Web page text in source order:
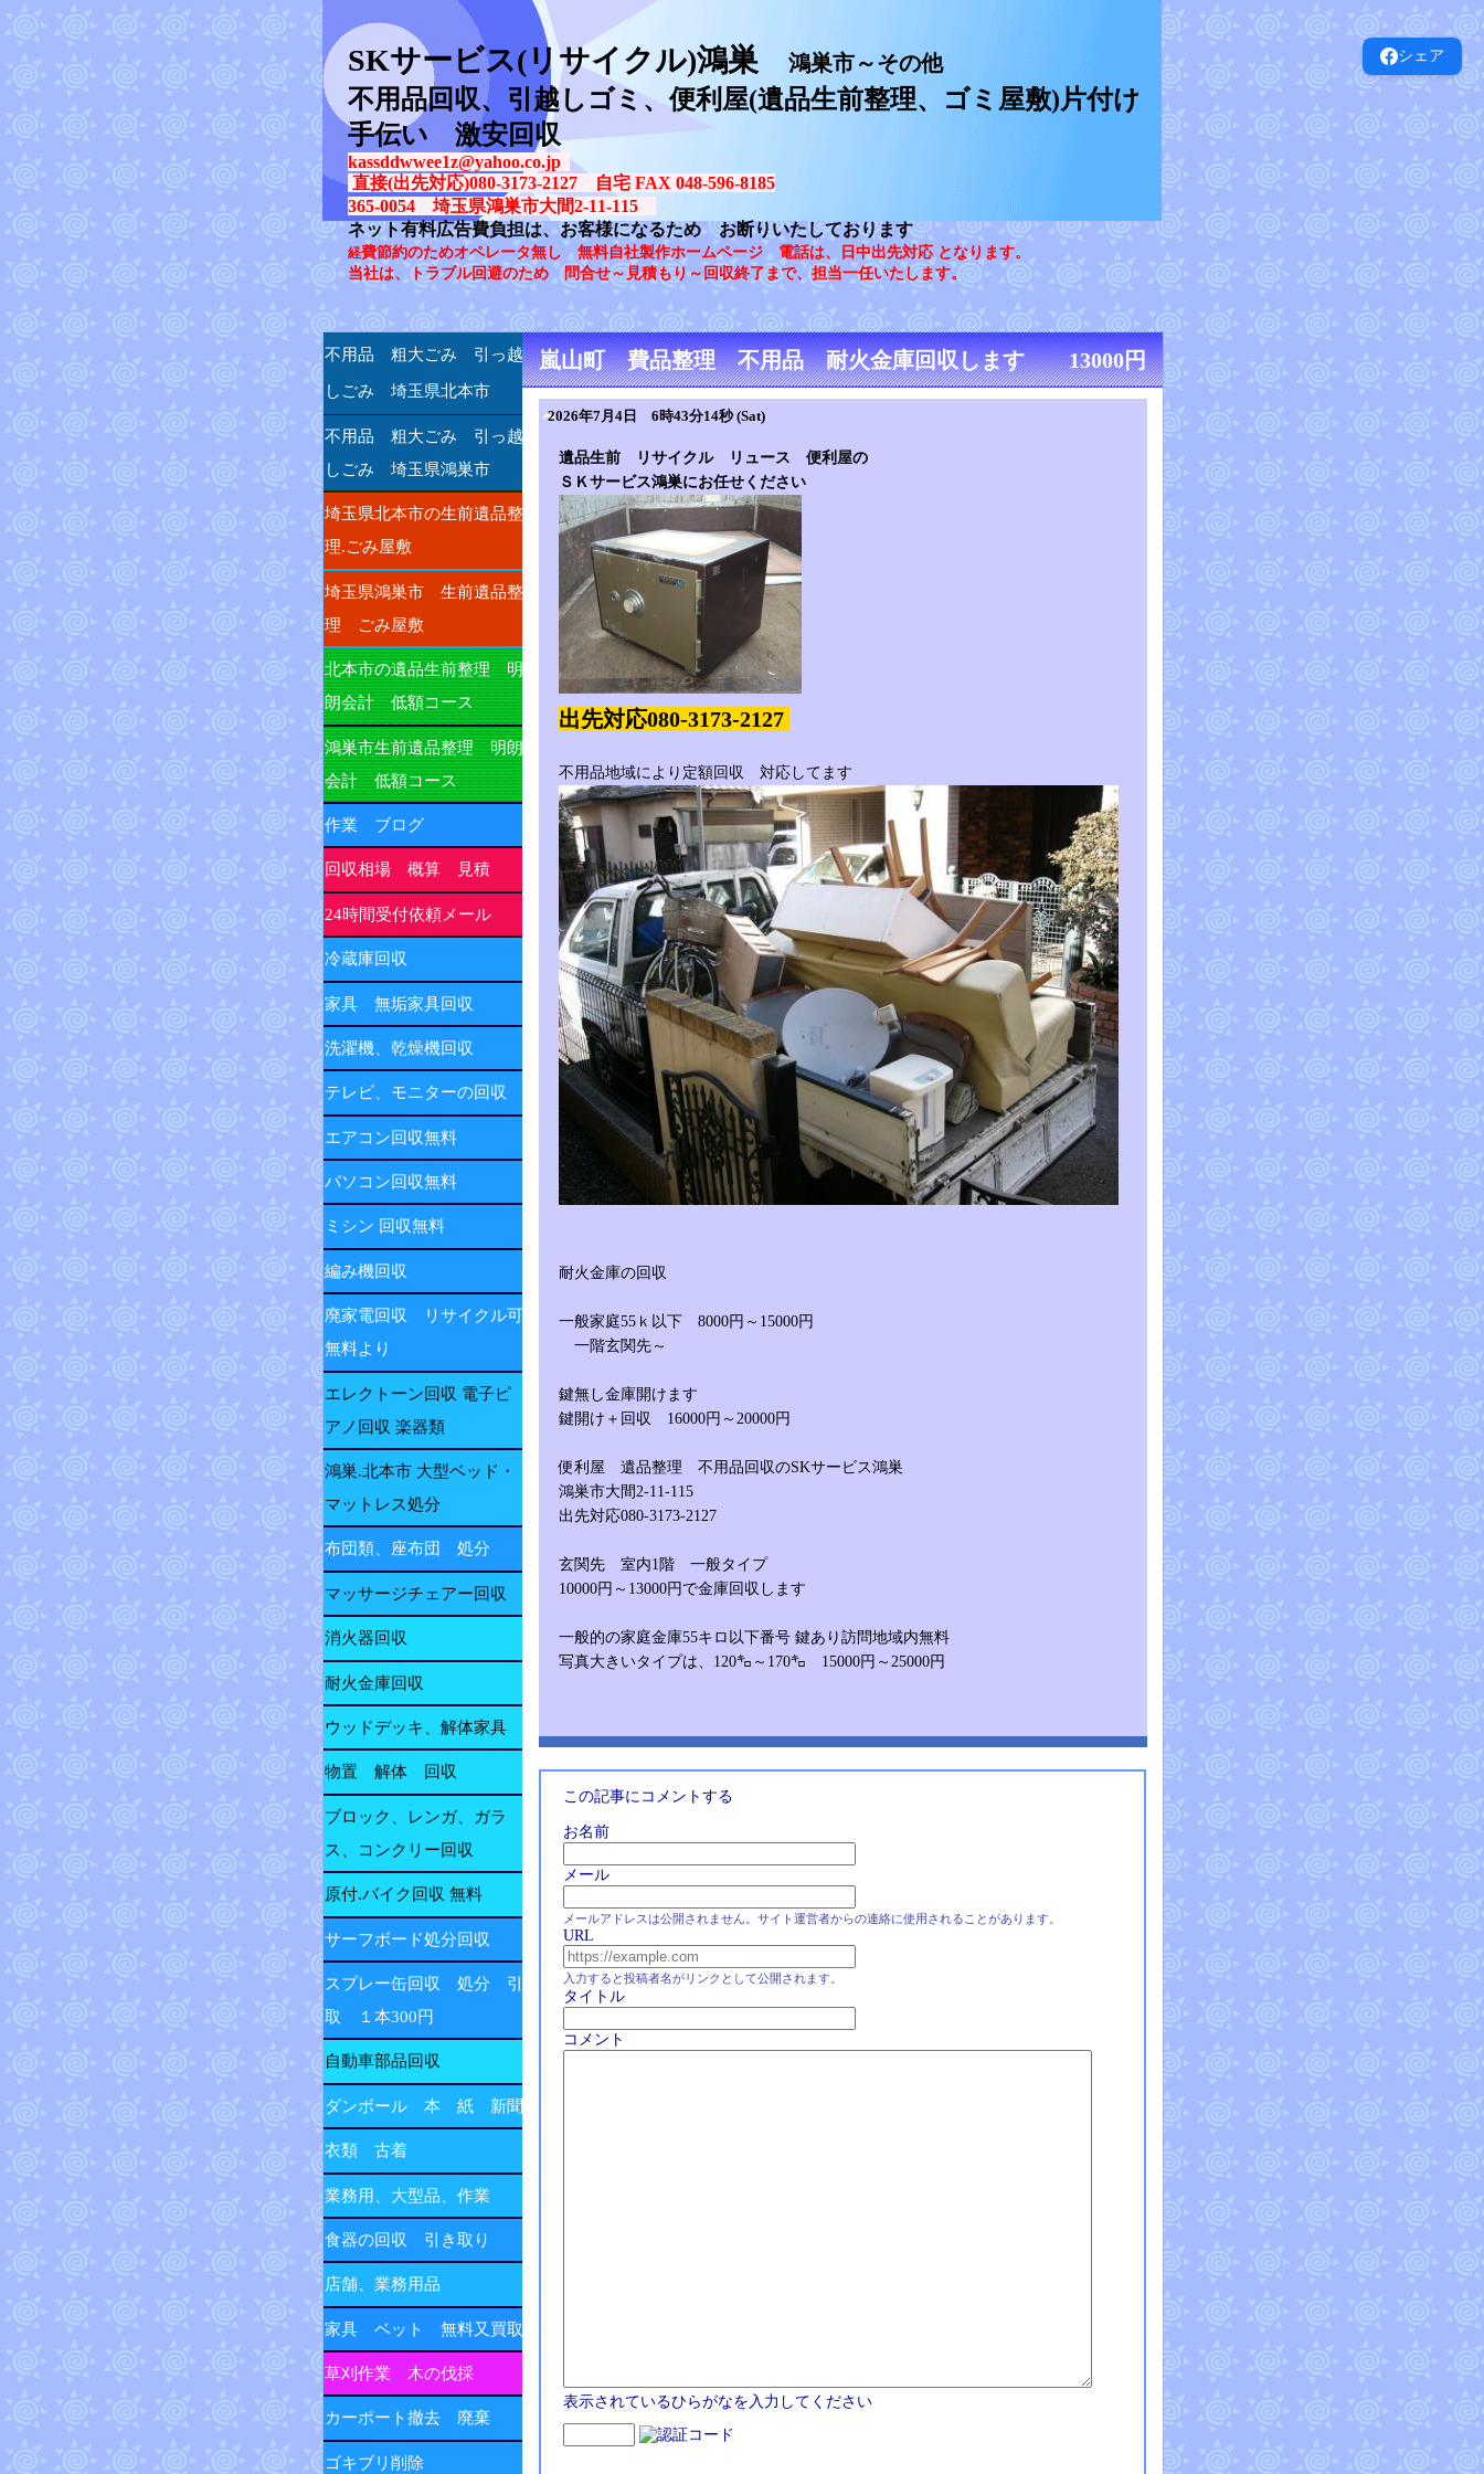
シェア
SKサービス(リサイクル)鴻巣 鴻巣市～その他
不用品回収、引越しゴミ、便利屋(遺品生前整理、ゴミ屋敷)片付け
手伝い 激安回収
kassddwwee1z@yahoo.co.jp
直接(出先対応)080-3173-2127 自宅 FAX 048-596-8185
365-0054 埼玉県鴻巣市大間2-11-115
ネット有料広告費負担は、お客様になるため お断りいたしております
経費節約のためオペレータ無し 無料自社製作ホームページ 電話は、日中出先対応 となります。
当社は、トラブル回避のため 問合せ～見積もり～回収終了まで、担当一任いたします。
嵐山町 費品整理 不用品 耐火金庫回収します 13000円
～
2026年7月4日 6時43分14秒 (Sat)
遺品生前 リサイクル リュース 便利屋の
ＳＫサービス鴻巣にお任せください
出先対応080-3173-2127
不用品地域により定額回収 対応してます
耐火金庫の回収
一般家庭55ｋ以下 8000円～15000円
一階玄関先～
鍵無し金庫開けます
鍵開け＋回収 16000円～20000円
便利屋 遺品整理 不用品回収のSKサービス鴻巣
鴻巣市大間2-11-115
出先対応080-3173-2127
玄関先 室内1階 一般タイプ
10000円～13000円で金庫回収します
一般的の家庭金庫55キロ以下番号 鍵あり訪問地域内無料
写真大きいタイプは、120㌔～170㌔ 15000円～25000円
この記事にコメントする
お名前
メール
メールアドレスは公開されません。サイト運営者からの連絡に使用されることがあります。
URL
入力すると投稿者名がリンクとして公開されます。
タイトル
コメント
表示されているひらがなを入力してください
不用品 粗大ごみ 引っ越
しごみ 埼玉県北本市
不用品 粗大ごみ 引っ越
しごみ 埼玉県鴻巣市
埼玉県北本市の生前遺品整
理.ごみ屋敷
埼玉県鴻巣市 生前遺品整
理 ごみ屋敷
北本市の遺品生前整理 明
朗会計 低額コース
鴻巣市生前遺品整理 明朗
会計 低額コース
作業 ブログ
回収相場 概算 見積
24時間受付依頼メール
冷蔵庫回収
家具 無垢家具回収
洗濯機、乾燥機回収
テレビ、モニターの回収
エアコン回収無料
パソコン回収無料
ミシン 回収無料
編み機回収
廃家電回収 リサイクル可
無料より
エレクトーン回収 電子ピ
アノ回収 楽器類
鴻巣.北本市 大型ベッド・
マットレス処分
布団類、座布団 処分
マッサージチェアー回収
消火器回収
耐火金庫回収
ウッドデッキ、解体家具
物置 解体 回収
ブロック、レンガ、ガラ
ス、コンクリー回収
原付.バイク回収 無料
サーフボード処分回収
スプレー缶回収 処分 引
取 １本300円
自動車部品回収
ダンボール 本 紙 新聞
衣類 古着
業務用、大型品、作業
食器の回収 引き取り
店舗、業務用品
家具 ベット 無料又買取
草刈作業 木の伐採
カーポート撤去 廃棄
ゴキブリ削除